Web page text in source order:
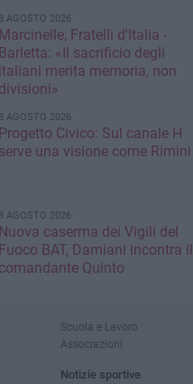
8 AGOSTO 2026
Marcinelle, Fratelli d'Italia -
Barletta: «Il sacrificio degli
italiani merita memoria, non
divisioni»
8 AGOSTO 2026
Progetto Civico: Sul canale H
serve una visione come Rimini
8 AGOSTO 2026
Nuova caserma dei Vigili del
Fuoco BAT, Damiani incontra il
comandante Quinto
Scuola e Lavoro
Associazioni
Notizie sportive